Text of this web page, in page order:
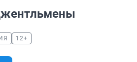
12+